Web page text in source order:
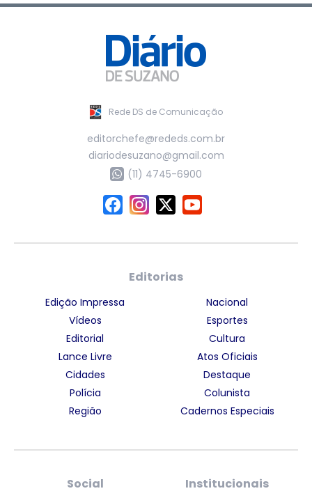
Rede DS de Comunicação
editorchefe@rededs.com.br
diariodesuzano@gmail.com
(11) 4745-6900
Editorias
Edição Impressa
Vídeos
Editorial
Lance Livre
Cidades
Polícia
Região
Nacional
Esportes
Cultura
Atos Oficiais
Destaque
Colunista
Cadernos Especiais
Social Institucionais